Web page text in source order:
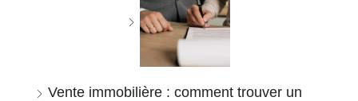
Vente immobilière : comment trouver un